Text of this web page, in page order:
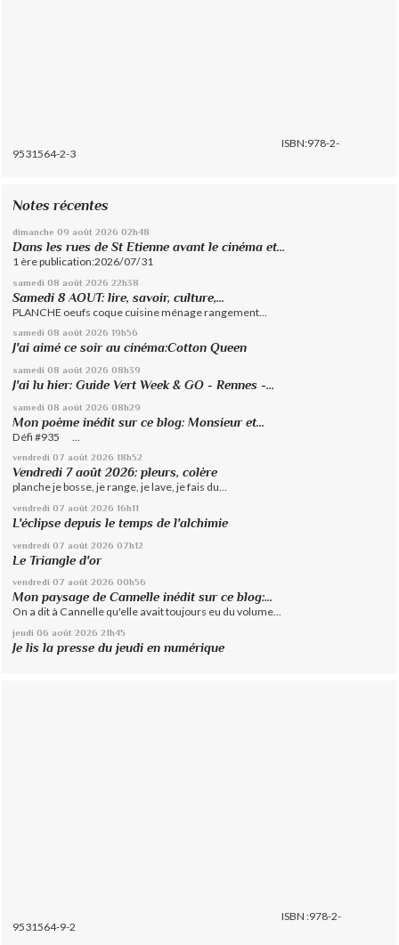
ISBN:978-2-
9531564-2-3
Notes récentes
dimanche 09 août 2026 02h48
Dans les rues de St Etienne avant le cinéma et...
1 ère publication:2026/07/31
samedi 08 août 2026 22h38
Samedi 8 AOUT: lire, savoir, culture,...
PLANCHE oeufs coque cuisine ménage rangement...
samedi 08 août 2026 19h56
J'ai aimé ce soir au cinéma:Cotton Queen
samedi 08 août 2026 08h39
J'ai lu hier: Guide Vert Week & GO - Rennes -...
samedi 08 août 2026 08h29
Mon poème inédit sur ce blog: Monsieur et...
Défi #935 ...
vendredi 07 août 2026 18h52
Vendredi 7 août 2026: pleurs, colère
planche je bosse, je range, je lave, je fais du...
vendredi 07 août 2026 16h11
L'éclipse depuis le temps de l'alchimie
vendredi 07 août 2026 07h12
Le Triangle d'or
vendredi 07 août 2026 00h56
Mon paysage de Cannelle inédit sur ce blog:...
On a dit à Cannelle qu'elle avait toujours eu du volume...
jeudi 06 août 2026 21h45
Je lis la presse du jeudi en numérique
ISBN :978-2-
9531564-9-2